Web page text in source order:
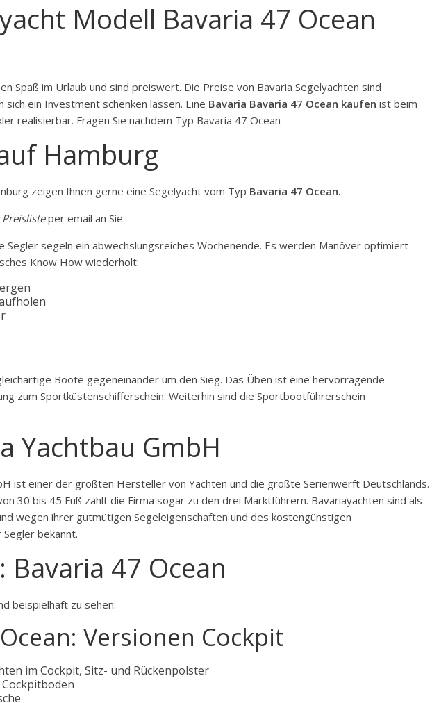
Modell Bavaria 47 Ocean
Spaß im Urlaub und sind preiswert. Die Preise von Bavaria Segelyachten sind
sich ein Investment schenken lassen. Eine Bavaria Bavaria 47 Ocean kaufen ist beim
realisierbar. Fragen Sie nachdem Typ Bavaria 47 Ocean
Hamburg
zeigen Ihnen gerne eine Segelyacht vom Typ Bavaria 47 Ocean.
Preislisteper email an Sie.
Segler segeln ein abwechslungsreiches Wochenende. Es werden Manöver optimiert
Know How wiederholt:
Boote gegeneinander um den Sieg. Das Üben ist eine hervorragende
zum Sportküstenschifferschein. Weiterhin sind die Sportbootführerschein
Yachtbau GmbH
ist einer der größten Hersteller von Yachten und die größte Serienwerft Deutschlands.
30 bis 45 Fuß zählt die Firma sogar zu den drei Marktführern. Bavariayachten sind als
wegen ihrer gutmütigen Segeleigenschaften und des kostengünstigen
bekannt.
Bavaria 47 Ocean
beispielhaft zu sehen:
Versionen Cockpit
im Cockpit, Sitz- und Rückenpolster